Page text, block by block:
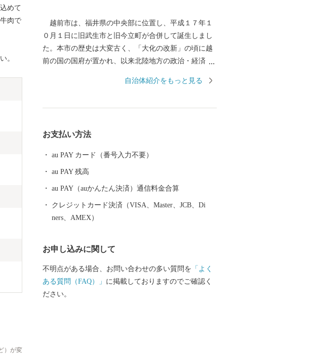
めて
肉で
。
）が変
越前市は、福井県の中央部に位置し、平成１７年１
０月１日に旧武生市と旧今立町が合併して誕生しまし
た。本市の歴史は大変古く、「大化の改新」の頃に越
前の国の国府が置かれ、以来北陸地方の政治・経済・
氏物語」の作者である紫式部が生涯でただ一度、京の
術産業に至るまで幅広い産業が集積し、製造品出荷額
ど、美しい自然を誇る本市は、コウノトリをシンボル
に「生きものと共生する越前市」とし里地里山の保全
再生や環境調和型農業の推進しており、平成２７年９
ルサイトを公開しています。詳しくは、下記「住もっ
自治体紹介をもっと見る
お支払い方法
au PAY カード（番号入力不要）
au PAY 残高
au PAY（auかんたん決済）通信料金合算
クレジットカード決済（VISA、Master、JCB、Di
ners、AMEX）
お申し込みに関して
不明点がある場合、お問い合わせの多い質問を 「よく
ある質問（FAQ）」 に掲載しておりますのでご確認く
ださい。